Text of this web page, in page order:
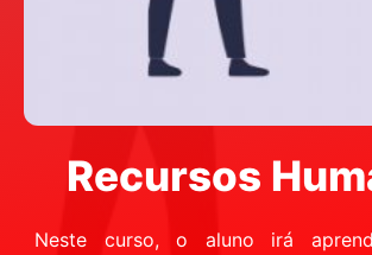
Recursos
Neste curso, o aluno irá